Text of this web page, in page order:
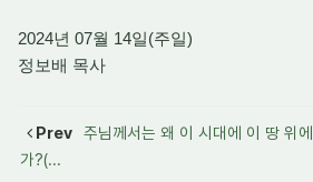
2024년 07월 14일(주일)
정보배 목사
Prev 주님께서는 왜 이 시대에 이 땅 위
가?(...